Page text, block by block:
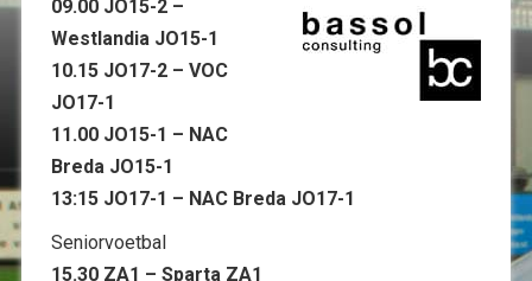
09.00 JO15-2 –
Westlandia JO15-1
10.15 JO17-2 – VOC
JO17-1
11.00 JO15-1 – NAC
Breda JO15-1
13:15 JO17-1 – NAC Breda JO17-1
Seniorvoetbal
15.30 ZA1 – Sparta ZA1